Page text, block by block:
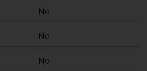
directo desde la calle
y visibilidad comercial.
interesante para emprendedores
en Cornellà.
No
No
No